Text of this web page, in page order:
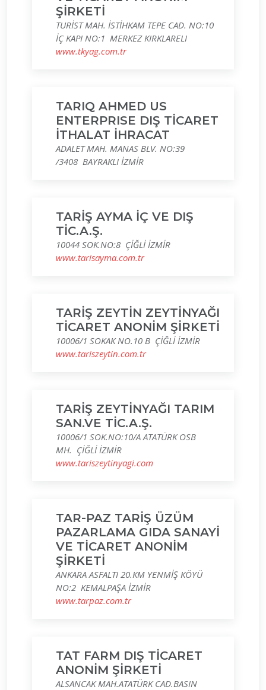
ŞİRKETİ
TURİST MAH. İSTİHKAM TEPE CAD. NO:10
İÇ KAPI NO:1 MERKEZ KIRKLARELI
www.tkyag.com.tr
TARIQ AHMED US
ENTERPRISE DIŞ TİCARET
İTHALAT İHRACAT
ADALET MAH. MANAS BLV. NO:39
/3408 BAYRAKLI İZMİR
TARİŞ AYMA İÇ VE DIŞ
TİC.A.Ş.
10044 SOK.NO:8 ÇİĞLİ İZMİR
www.tarisayma.com.tr
TARİŞ ZEYTİN ZEYTİNYAĞI
TİCARET ANONİM ŞİRKETİ
10006/1 SOKAK NO.10 B ÇİĞLİ İZMİR
www.tariszeytin.com.tr
TARİŞ ZEYTİNYAĞI TARIM
SAN.VE TİC.A.Ş.
10006/1 SOK.NO:10/A ATATÜRK OSB
MH. ÇİĞLİ İZMİR
www.tariszeytinyagi.com
TAR-PAZ TARİŞ ÜZÜM
PAZARLAMA GIDA SANAYİ
VE TİCARET ANONİM
ŞİRKETİ
ANKARA ASFALTI 20.KM YENMİŞ KÖYÜ
NO:2 KEMALPAŞA İZMİR
www.tarpaz.com.tr
TAT FARM DIŞ TİCARET
ANONİM ŞİRKETİ
ALSANCAK MAH.ATATÜRK CAD.BASIN